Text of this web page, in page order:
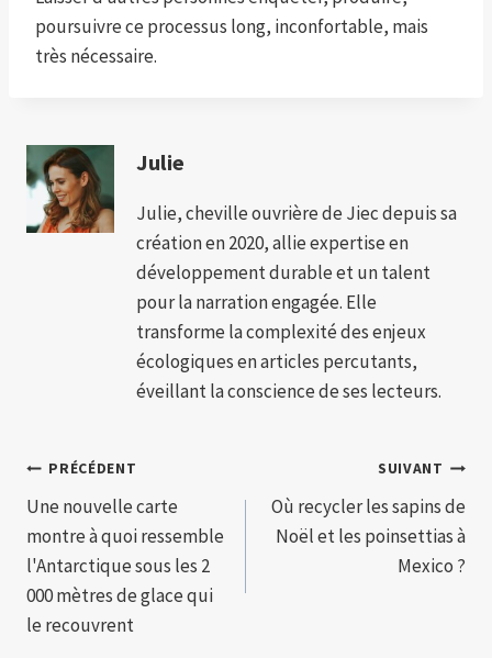
poursuivre ce processus long, inconfortable, mais
très nécessaire.
Julie
Julie, cheville ouvrière de Jiec depuis sa
création en 2020, allie expertise en
développement durable et un talent
pour la narration engagée. Elle
transforme la complexité des enjeux
écologiques en articles percutants,
éveillant la conscience de ses lecteurs.
Navigation
de
l’article
PRÉCÉDENT
Une nouvelle carte
montre à quoi ressemble
l'Antarctique sous les 2
000 mètres de glace qui
le recouvrent
SUIVANT
Où recycler les sapins de
Noël et les poinsettias à
Mexico ?